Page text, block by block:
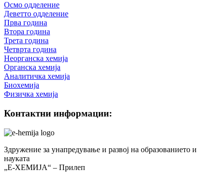
Осмо одделение
Деветто одделение
Прва година
Втора година
Трета година
Четврта година
Неорганска хемија
Органска хемија
Аналитичка хемија
Биохемија
Физичка хемија
Контактни информации:
Здружение за унапредување и развој на образованието и
науката
„Е-ХЕМИЈА“ – Прилеп